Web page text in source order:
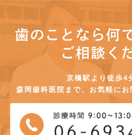
歯のことなら何
ご相談く
京橋駅より徒歩4
森岡歯科医院まで、お気軽にお